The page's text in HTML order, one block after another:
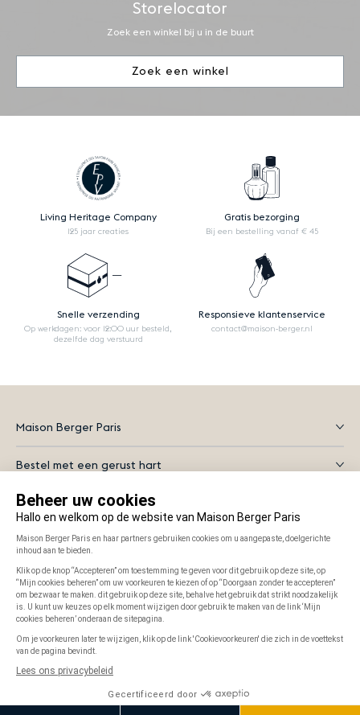
Storelocator
Zoek een winkel bij u in de buurt
Zoek een winkel
Living Heritage Company
125 jaar creaties
Gratis bezorging
Bij een bestelling vanaf € 45
Snelle verzending
Op werkdagen: voor 12:00 uur besteld,
dezelfde dag verstuurd
Responsieve klantenservice
contact@maison-berger.nl
Maison Berger Paris
Bestel met een gerust hart
Alles wat je moet weten
VisaMastercard
iDEAL
Riverty